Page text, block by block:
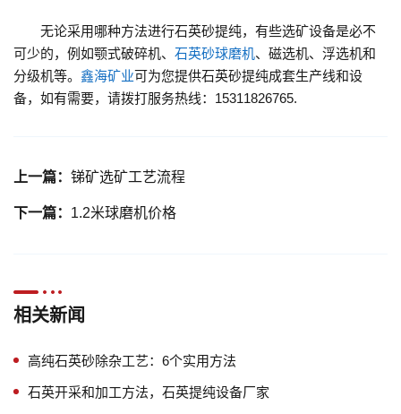
无论采用哪种方法进行石英砂提纯，有些选矿设备是必不
可少的，例如颚式破碎机、 石英砂球磨机、磁选机、浮选机和
分级机等。 鑫海矿业可为您提供石英砂提纯成套生产线和设
备，如有需要，请拨打服务热线：15311826765.
上一篇： 锑矿选矿工艺流程
下一篇： 1.2米球磨机价格
相关新闻
高纯石英砂除杂工艺：6个实用方法
石英开采和加工方法，石英提纯设备厂家